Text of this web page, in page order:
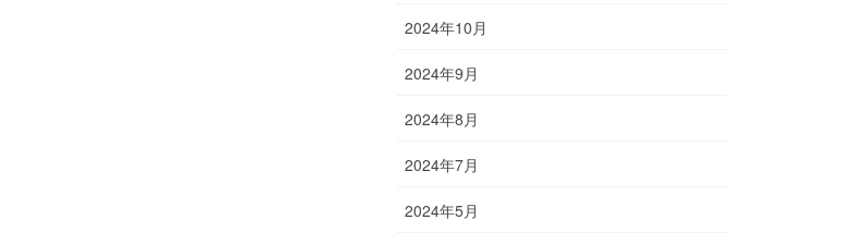
2024年10月
2024年9月
2024年8月
2024年7月
2024年5月